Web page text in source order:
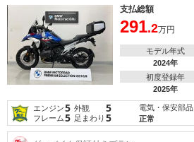
支払総額
291.2万円
モデル年式
2024年
初度登録年
2025年
エンジン5 外観 5
フレーム5 足まわり 5
電気・保安部品
正常